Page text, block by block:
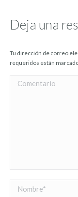
Deja una
Tu dirección de correo
requeridos están
Comentario
Nombre *